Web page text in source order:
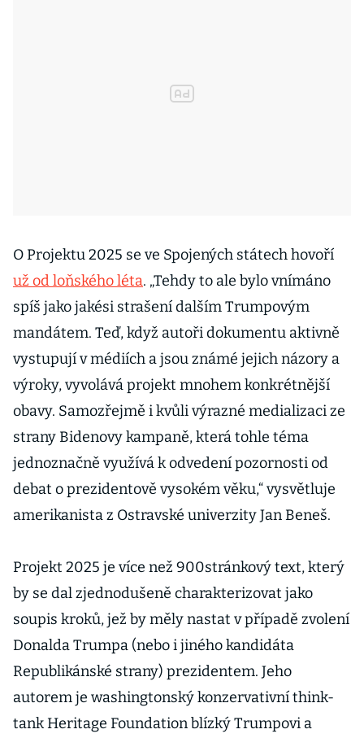
O Projektu 2025 se ve Spojených státech hovoří
už od loňského léta. „Tehdy to ale bylo vnímáno
spíš jako jakési strašení dalším Trumpovým
mandátem. Teď, když autoři dokumentu aktivně
vystupují v médiích a jsou známé jejich názory a
výroky, vyvolává projekt mnohem konkrétnější
obavy. Samozřejmě i kvůli výrazné medializaci ze
strany Bidenovy kampaně, která tohle téma
jednoznačně využívá k odvedení pozornosti od
debat o prezidentově vysokém věku,“ vysvětluje
amerikanista z Ostravské univerzity Jan Beneš.
Projekt 2025 je více než 900stránkový text, který
by se dal zjednodušeně charakterizovat jako
soupis kroků, jež by měly nastat v případě zvolení
Donalda Trumpa (nebo i jiného kandidáta
Republikánské strany) prezidentem. Jeho
autorem je washingtonský konzervativní think-
tank Heritage Foundation blízký Trumpovi a